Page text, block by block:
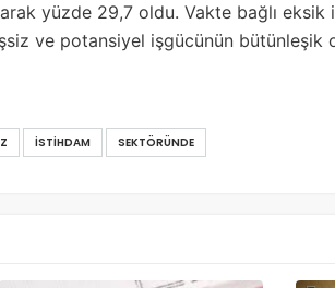
yüzde 29,7 oldu. Vakte bağlı
ve potansiyel işgücünün bütünleşik
İSTIHDAM SEKTÖRÜNDE